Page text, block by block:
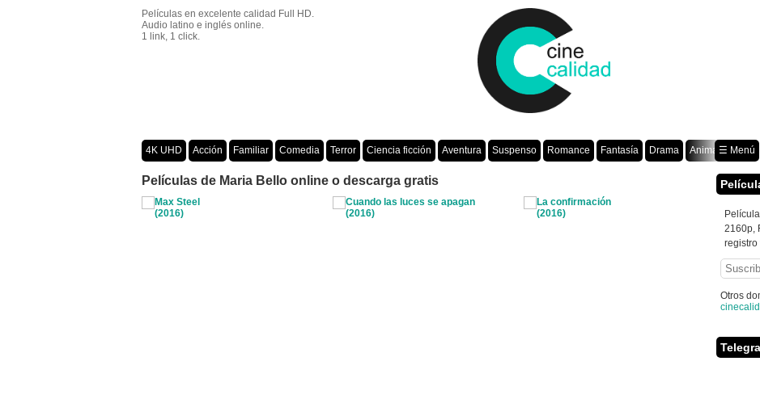
Películas en excelente calidad Full HD.
Audio latino e inglés online.
1 link, 1 click.
4K UHD Acción Familiar Comedia Terror Ciencia ficción Aventura Suspenso Romance Fantasía Drama
Animación
Crimen
☰ Menú
Películas de Maria Bello online o descarga gratis
2160p,
registro
Otros